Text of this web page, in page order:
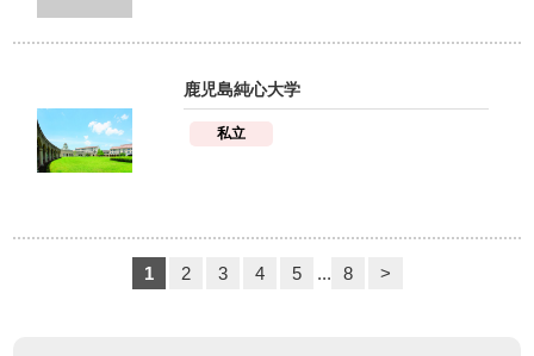
鹿児島純心大学
私立
1 2 3 4 5 ... 8 >